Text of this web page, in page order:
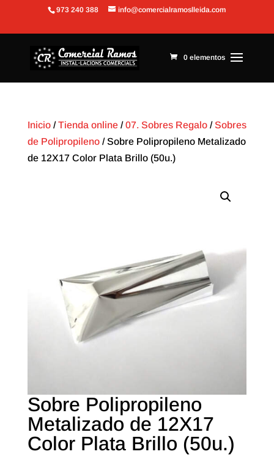
Abrir barra de herramientas
973 240 388 info@comercialramoslleida.com
0 elementos
Inicio/Tienda online/07. Sobres Regalo/Sobres
de Polipropileno/ Sobre Polipropileno Metalizado
de 12X17 Color Plata Brillo (50u.)
Sobre Polipropileno
Metalizado de 12X17
Color Plata Brillo (50u.)